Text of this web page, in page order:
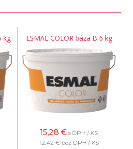
kg ESMAL COLOR báza B 6 kg
15,28 € s DPH / KS
12,42 € bez DPH / KS